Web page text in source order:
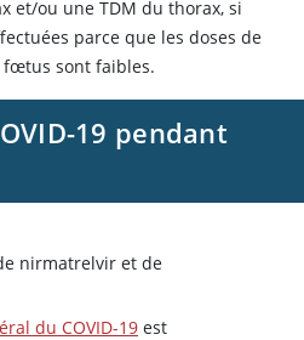
et/ou une TDM du thorax, si
parce que les doses de
fœtus sont faibles.
19 pendant
nirmatrelvir et de
du COVID-19 est